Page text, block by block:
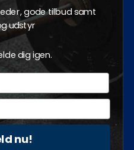
gode tilbud samt
udstyr
dig igen.
nu!